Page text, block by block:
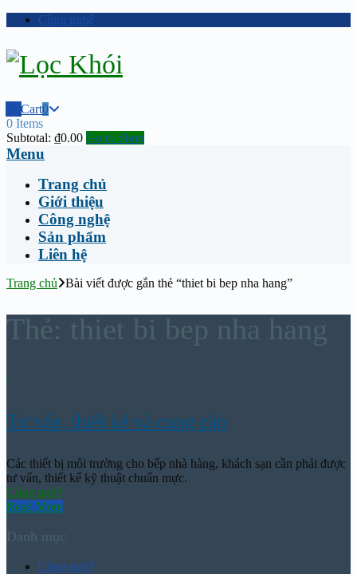
Công nghệ
Cart0
0 Items
Subtotal: ₫0.00 Go to Shop
Menu
Trang chủ
Giới thiệu
Công nghệ
Sản phẩm
Liên hệ
Trang chủ Bài viết được gắn thẻ “thiet bi bep nha hang”
Thẻ: thiet bi bep nha hang
Tư vấn, thiết kế và cung cấp
Các thiết bị môi trường cho bếp nhà hàng, khách sạn cần phải được
tư vấn, thiết kế kỹ thuật chuẩn mực.
Công nghệ
Read More
Danh mục
Công nghệ